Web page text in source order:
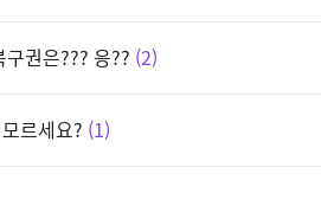
권은??? 응?? 2
르세요? 1